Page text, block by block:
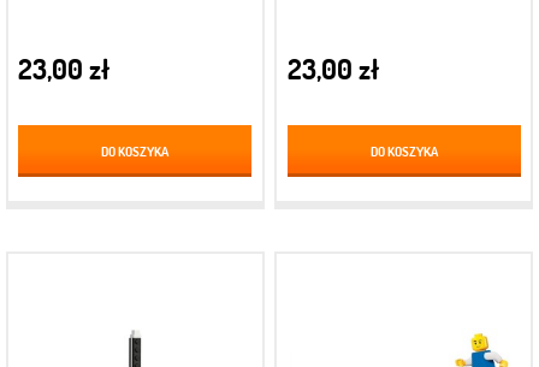
23,00 zł
DO KOSZYKA
23,00 zł
DO KOSZYKA